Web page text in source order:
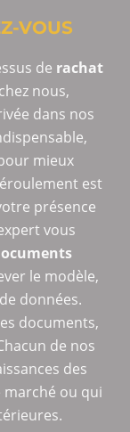
VOUS
de rachat
chez nous,
dans nos
mieux
est
présence
vous
le modèle,
données.
documents,
de nos
des
ou qui